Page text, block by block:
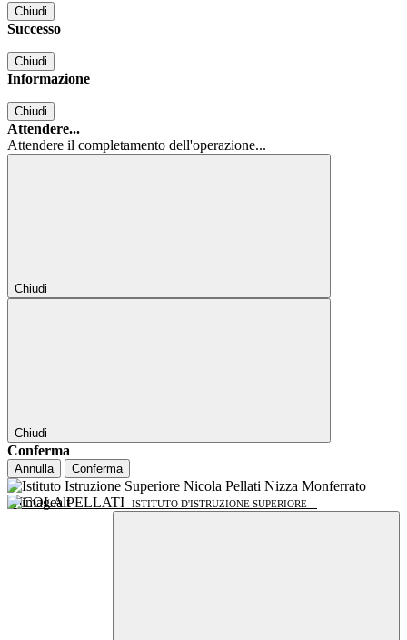
Chiudi
Successo
Chiudi
Informazione
Chiudi
Attendere...
Attendere il completamento dell'operazione...
Chiudi
Chiudi
Conferma
Annulla Conferma
NICOLA PELLATI ISTITUTO D'ISTRUZIONE SUPERIORE